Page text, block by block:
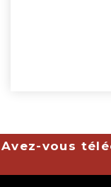
Avez-vous